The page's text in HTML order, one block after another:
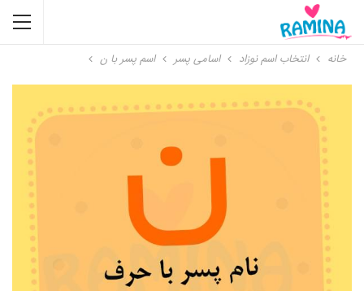
خانه انتخاب اسم نوزاد اسامی پسر اسم پسر با ن